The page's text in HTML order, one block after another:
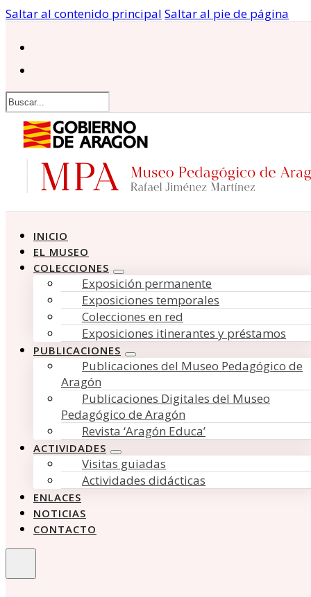
Saltar al contenido principal Saltar al pie de página
Buscar
INICIO
EL MUSEO
COLECCIONES
Exposición permanente
Exposiciones temporales
Colecciones en red
Exposiciones itinerantes y préstamos
PUBLICACIONES
Publicaciones del Museo Pedagógico de
Aragón
Publicaciones Digitales del Museo
Pedagógico de Aragón
Revista ‘Aragón Educa’
ACTIVIDADES
Visitas guiadas
Actividades didácticas
ENLACES
NOTICIAS
CONTACTO